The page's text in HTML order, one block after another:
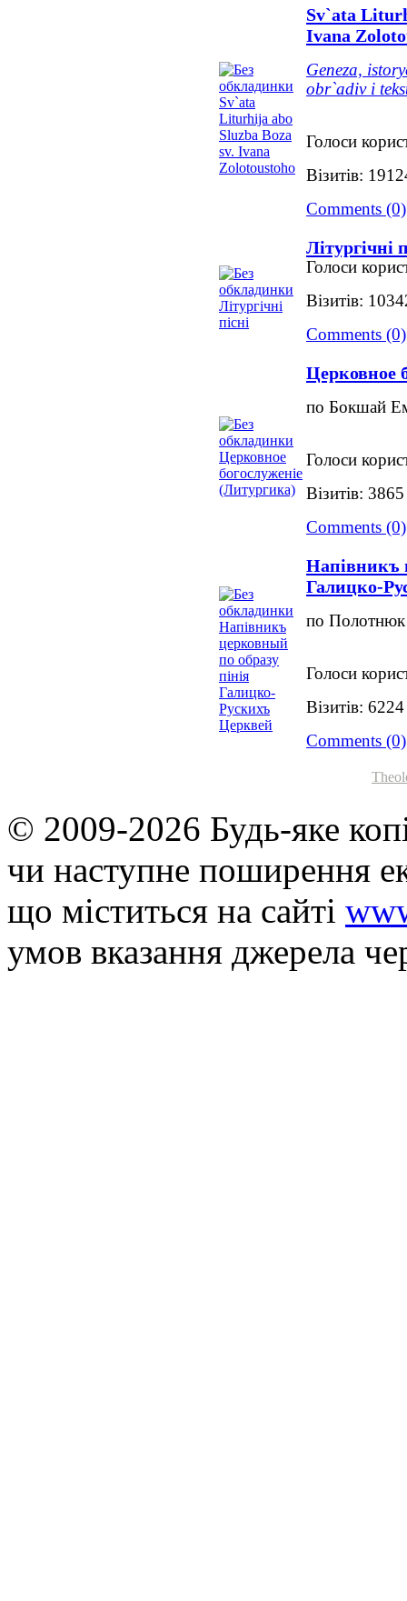
Sv`ata
Ivana
Geneza,
obr`adiv i
Голоси
Візитів:
Comments (0)
Літургічні
Голоси
Візитів:
Comments (0)
Церковное
по Бокшай
Голоси
Візитів: 3865
Comments (0)
Напівникъ
Галицко-
по Полотнюк
Голоси
Візитів: 6224
Comments (0)
© 2009-2026 Будь-яке
чи наступне поширення
що мiститься на сайті
умов вказання джерела